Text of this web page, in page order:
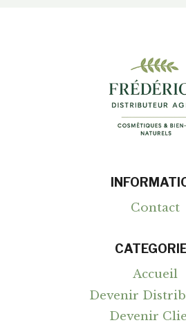
POURQUOI
L’ALOEL
FREDERIC
M
EST
LE
EXPERTS
Contact
Accueil
Devenir
Devenir